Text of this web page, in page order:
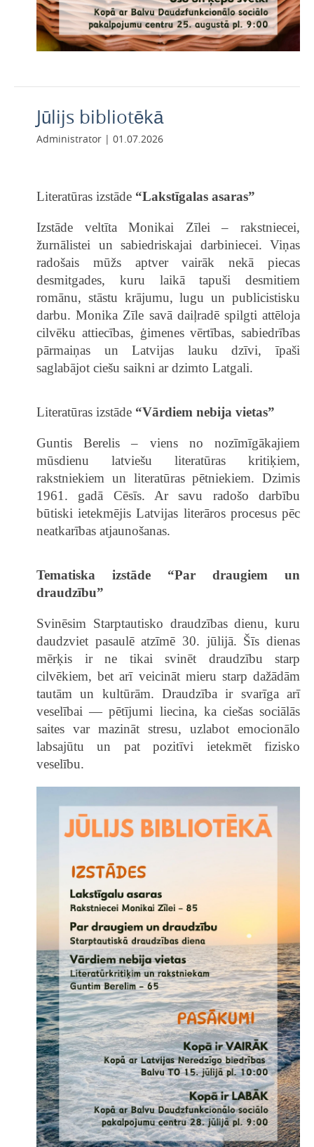
Jūlijs bibliotēkā
Administrator | 01.07.2026
Literatūras izstāde “Lakstīgalas asaras”
Izstāde veltīta Monikai Zīlei – rakstniecei,
žurnālistei un sabiedriskajai darbiniecei. Viņas
radošais mūžs aptver vairāk nekā piecas
desmitgades, kuru laikā tapuši desmitiem
romānu, stāstu krājumu, lugu un publicistisku
darbu. Monika Zīle savā daiļradē spilgti attēloja
cilvēku attiecības, ģimenes vērtības, sabiedrības
pārmaiņas un Latvijas lauku dzīvi, īpaši
saglabājot ciešu saikni ar dzimto Latgali.
Literatūras izstāde “Vārdiem nebija vietas”
Guntis Berelis – viens no nozīmīgākajiem
mūsdienu latviešu literatūras kritiķiem,
rakstniekiem un literatūras pētniekiem. Dzimis
1961. gadā Cēsīs. Ar savu radošo darbību
būtiski ietekmējis Latvijas literāros procesus pēc
neatkarības atjaunošanas.
Tematiska izstāde “Par draugiem un
draudzību”
Svinēsim Starptautisko draudzības dienu, kuru
daudzviet pasaulē atzīmē 30. jūlijā. Šīs dienas
mērķis ir ne tikai svinēt draudzību starp
cilvēkiem, bet arī veicināt mieru starp dažādām
tautām un kultūrām. Draudzība ir svarīga arī
veselībai — pētījumi liecina, ka ciešas sociālās
saites var mazināt stresu, uzlabot emocionālo
labsajūtu un pat pozitīvi ietekmēt fizisko
veselību.